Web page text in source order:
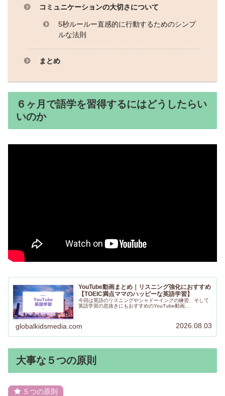
コミュニケーションの大切さについて
5秒ルールー直感的に行動するためのシンプ
ルな法則
まとめ
６ヶ月で語学を習得するにはどうしたらい
いのか
YouTube動画まとめ｜リスニング強化におすすめ
【TOEIC満点ママのハッピーな英語学習】
今回は英語のリスニングやシャドーイングの練習、そして
英語学習の息抜きにもおすすめのYouTube動画...
globalkidsmedia.com 2026.08.03
大事な５つの原則
５つの原則